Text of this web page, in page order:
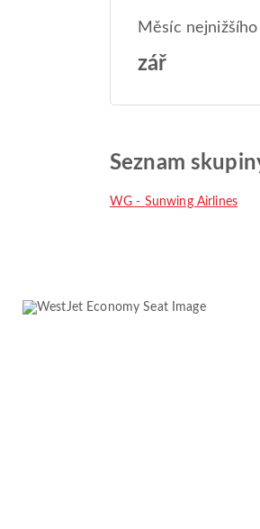
Měsíc
zář
Seznam
WG - Sunwing Airlines